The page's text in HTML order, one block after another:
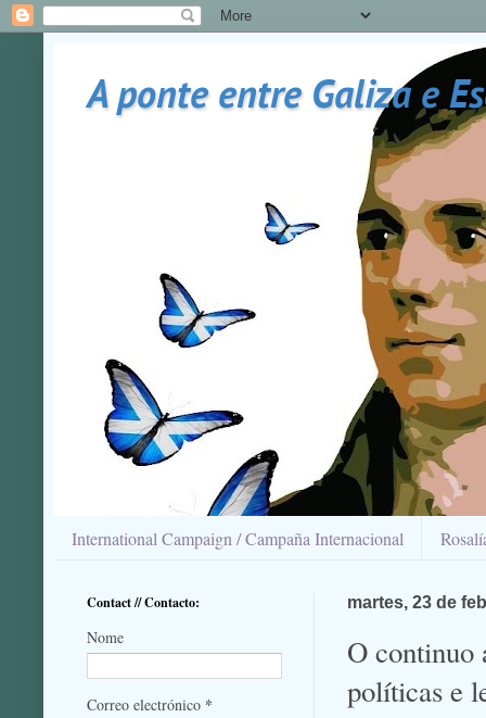
A ponte entre Galiza e
International Campaign / Campaña Internacional
martes, 23 de
O continuo
políticas e
Contact // Contacto:
Nome
Correo electrónico *